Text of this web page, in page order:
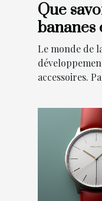
Que
bananes
Le monde de
accessoires.